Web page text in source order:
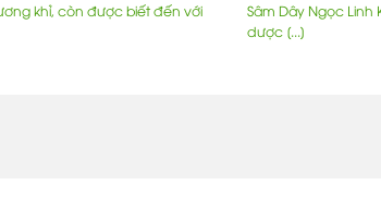
khỉ, còn được biết đến với
Sâm Dây Ngọc Linh
dược [...]